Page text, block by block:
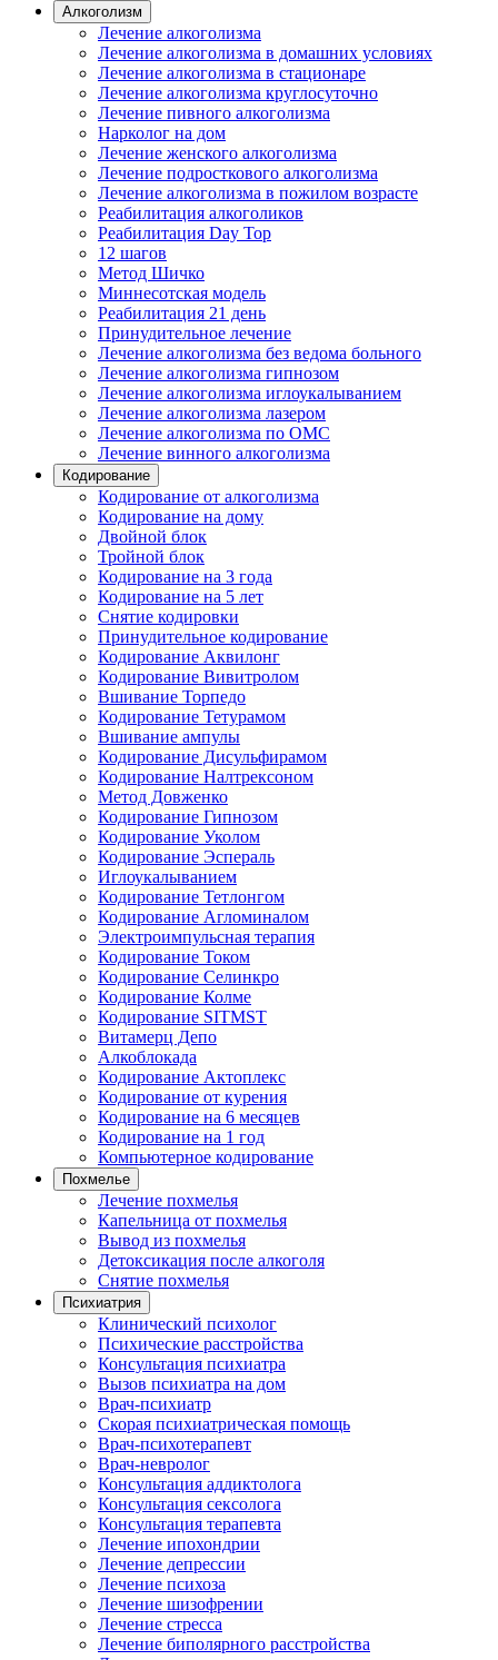
Алкоголизм
Лечение алкоголизма
Лечение алкоголизма в домашних условиях
Лечение алкоголизма в стационаре
Лечение алкоголизма круглосуточно
Лечение пивного алкоголизма
Нарколог на дом
Лечение женского алкоголизма
Лечение подросткового алкоголизма
Лечение алкоголизма в пожилом возрасте
Реабилитация алкоголиков
Реабилитация Day Top
12 шагов
Метод Шичко
Миннесотская модель
Реабилитация 21 день
Принудительное лечение
Лечение алкоголизма без ведома больного
Лечение алкоголизма гипнозом
Лечение алкоголизма иглоукалыванием
Лечение алкоголизма лазером
Лечение алкоголизма по ОМС
Лечение винного алкоголизма
Кодирование
Кодирование от алкоголизма
Кодирование на дому
Двойной блок
Тройной блок
Кодирование на 3 года
Кодирование на 5 лет
Снятие кодировки
Принудительное кодирование
Кодирование Аквилонг
Кодирование Вивитролом
Вшивание Торпедо
Кодирование Тетурамом
Вшивание ампулы
Кодирование Дисульфирамом
Кодирование Налтрексоном
Метод Довженко
Кодирование Гипнозом
Кодирование Уколом
Кодирование Эспераль
Иглоукалыванием
Кодирование Тетлонгом
Кодирование Агломиналом
Электроимпульсная терапия
Кодирование Током
Кодирование Селинкро
Кодирование Колме
Кодирование SITMST
Витамерц Депо
Алкоблокада
Кодирование Актоплекс
Кодирование от курения
Кодирование на 6 месяцев
Кодирование на 1 год
Компьютерное кодирование
Похмелье
Лечение похмелья
Капельница от похмелья
Вывод из похмелья
Детоксикация после алкоголя
Снятие похмелья
Психиатрия
Клинический психолог
Психические расстройства
Консультация психиатра
Вызов психиатра на дом
Врач-психиатр
Скорая психиатрическая помощь
Врач-психотерапевт
Врач-невролог
Консультация аддиктолога
Консультация сексолога
Консультация терапевта
Лечение ипохондрии
Лечение депрессии
Лечение психоза
Лечение шизофрении
Лечение стресса
Лечение биполярного расстройства